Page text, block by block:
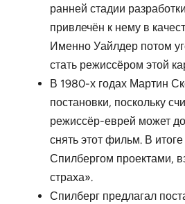
ранней стадии
привлечён к нему в
Именно Уайлдер потом
стать режиссёром этой
В 1980-х годах Мартин
постановки, поскольку
режиссёр-еврей может
снять этот фильм. В
Спилбергом проектами,
страха».
Спилберг предлагал